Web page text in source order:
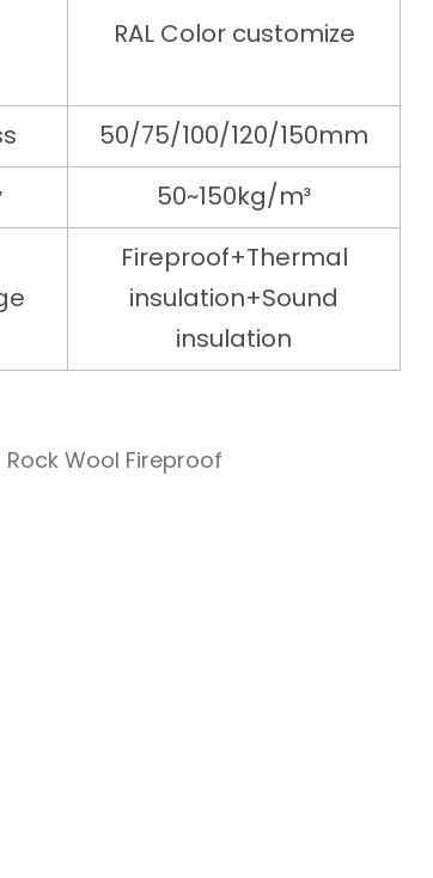
RAL Color customize
50/75/100/120/150mm
50~150kg/m³
Fireproof+Thermal
insulation+Sound
insulation